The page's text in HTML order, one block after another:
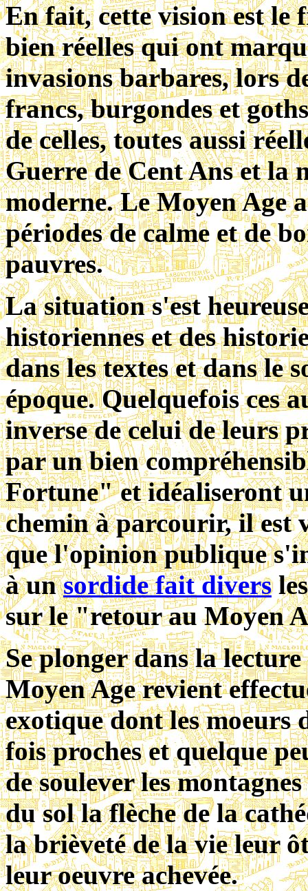
En fait, cette vision est le
bien réelles qui ont
invasions barbares, lors
francs, burgondes et
de celles, toutes aussi
Guerre de Cent Ans et la
moderne. Le Moyen Age
périodes de calme et de
pauvres.
La situation s'est
historiennes et des
dans les textes et dans le
époque. Quelquefois ces
inverse de celui de leurs
par un bien
Fortune" et idéaliseront
chemin à parcourir, il est
que l'opinion publique
à unsordide fait divers
sur le "retour au Moyen
Se plonger dans la
Moyen Age revient
exotique dont les moeurs
fois proches et quelque
de soulever les
du sol la flèche de la
la brièveté de la vie leur
leur oeuvre achevée.